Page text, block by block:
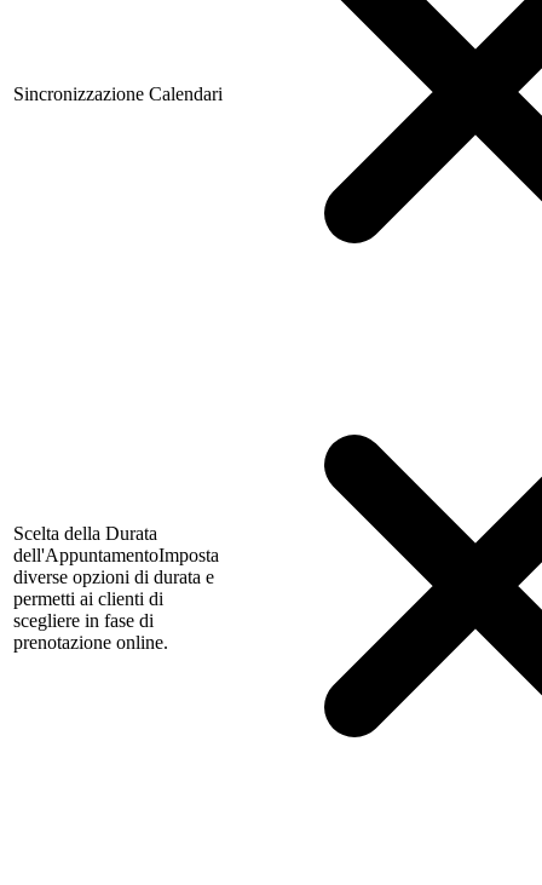
Sincronizzazione Calendari
Scelta della Durata
dell'AppuntamentoImposta
diverse opzioni di durata e
permetti ai clienti di
scegliere in fase di
prenotazione online.